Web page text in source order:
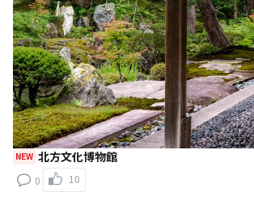
NEW 北方文化博物館
0 10